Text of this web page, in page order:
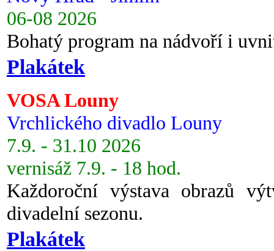
06-08 2026
Bohatý program na nádvoří i
Plakátek
VOSA Louny
Vrchlického divadlo Louny
7.9. - 31.10 2026
vernisáž 7.9. - 18 hod.
Každoroční výstava obrazů
divadelní sezonu.
Plakátek